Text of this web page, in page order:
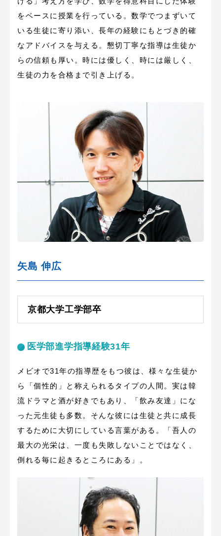
をベースに授業を行っている。数学でつまずいて
いる生徒に寄り添い、長年の経験にもとづき的確
なアドバイスを与える。懇切丁寧な指導は生徒か
らの信頼も厚い。時には優しく、時には厳しく、
生徒の力を合格まで引き上げる。
矢島 伸広
京都大学工学部卒
医学部進学指導経験31年
メビオで31年の指導歴をもつ彼は、様々な生徒か
ら「個性的」と称えられるタイプの人間。実は韓
流ドラマと酒が好きでもあり、「飲み友達」にな
った元生徒も多数。そんな彼には生徒と共に成長
するために大切にしている言葉がある。「吾人の
最大の光栄は、一度も失敗しないことではなく、
倒れる毎に起きるところにある」。